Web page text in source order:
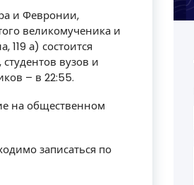
и Февронии,
великомученика и
119 а) состоится
вузов и
– в 22:55.
на общественном
записаться по